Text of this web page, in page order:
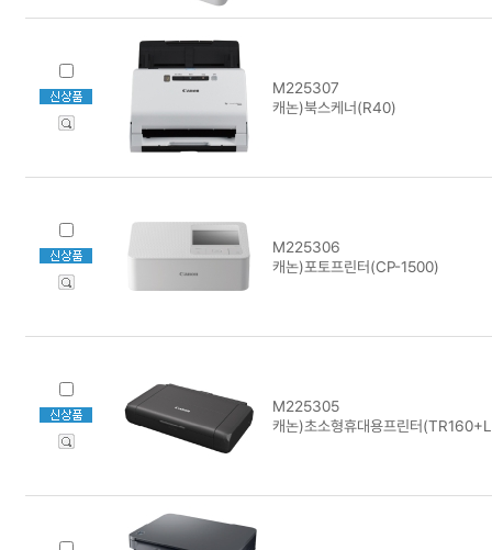
M225307
캐논)북스케너(R40)
M225306
캐논)포토프린터(CP-1500)
M225305
캐논)초소형휴대용프린터